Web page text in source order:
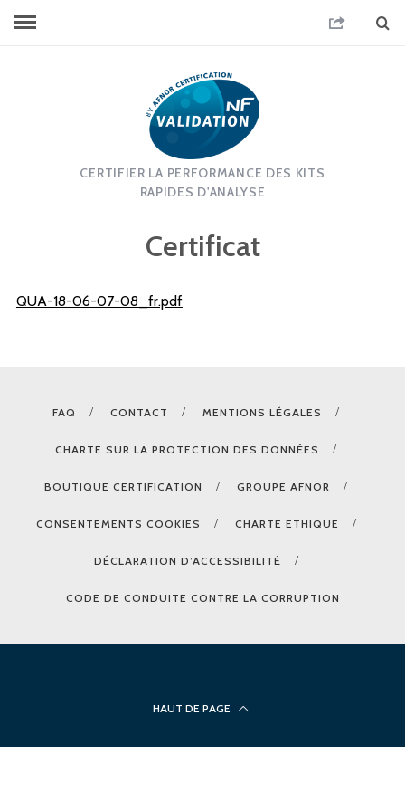
CERTIFIER LA PERFORMANCE DES KITS
RAPIDES D'ANALYSE
Certificat
QUA-18-06-07-08_fr.pdf
FAQ CONTACT MENTIONS LÉGALES
CHARTE SUR LA PROTECTION DES DONNÉES
BOUTIQUE CERTIFICATION GROUPE AFNOR
CONSENTEMENTS COOKIES CHARTE ETHIQUE
DÉCLARATION D’ACCESSIBILITÉ
CODE DE CONDUITE CONTRE LA CORRUPTION
HAUT DE PAGE